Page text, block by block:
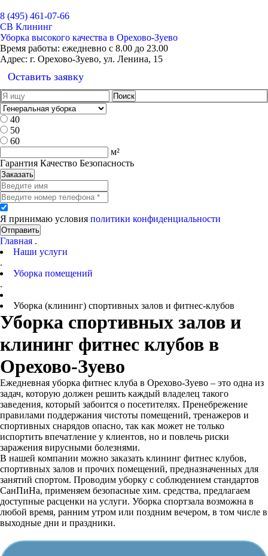
8 (495) 461-07-66
СВ Клининг
Уборка высокого качества в Орехово-Зуево
Время работы: ежедневно с 8.00 до 23.00
Адрес: г. Орехово-Зуево, ул. Ленина, 15
Оставить заявку
40
50
60
м²
Гарантия Качество Безопасность
Заказать
Я принимаю условия политики конфиденциальности
Отправить
Главная .
Наши услуги
.
Уборка помещений
.
Уборка (клининг) спортивных залов и фитнес-клубов
Уборка спортивных залов и
клининг фитнес клубов в
Орехово-Зуево
Ежедневная уборка фитнес клуба в Орехово-Зуево – это одна из
задач, которую должен решить каждый владелец такого
заведения, который забоится о посетителях. Пренебрежение
правилами поддержания чистоты помещений, тренажеров и
спортивных снарядов опасно, так как может не только
испортить впечатление у клиентов, но и повлечь риски
заражения вирусными болезнями.
В нашей компании можно заказать клининг фитнес клубов,
спортивных залов и прочих помещений, предназначенных для
занятий спортом. Проводим уборку с соблюдением стандартов
СанПиНа, применяем безопасные хим. средства, предлагаем
доступные расценки на услуги. Уборка спортзала возможна в
любой время, ранним утром или поздним вечером, в том числе в
выходные дни и праздники.